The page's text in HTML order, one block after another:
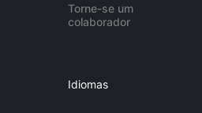
Torne-se um
colaborador
Idiomas